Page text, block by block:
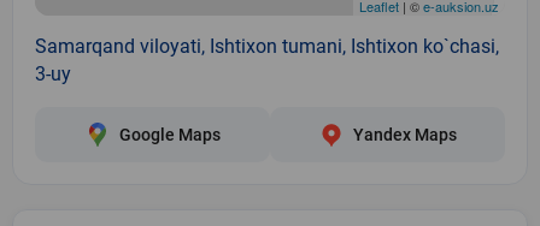
Leaflet | ©e-auksion.uz
Samarqand viloyati, Ishtixon tumani, Ishtixon ko`chasi,
3-uy
Google Maps Yandex Maps